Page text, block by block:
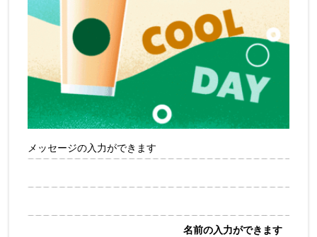
メッセージの入力ができます
名前の入力ができます